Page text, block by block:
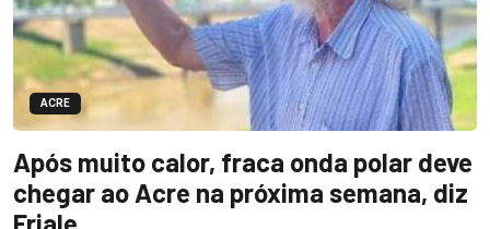
ACRE
Após muito calor, fraca onda polar deve
chegar ao Acre na próxima semana, diz
Friale